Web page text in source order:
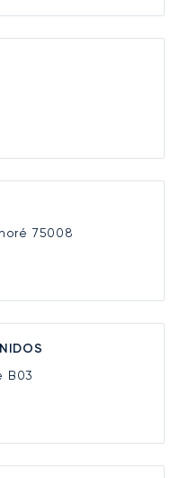
75008
B03